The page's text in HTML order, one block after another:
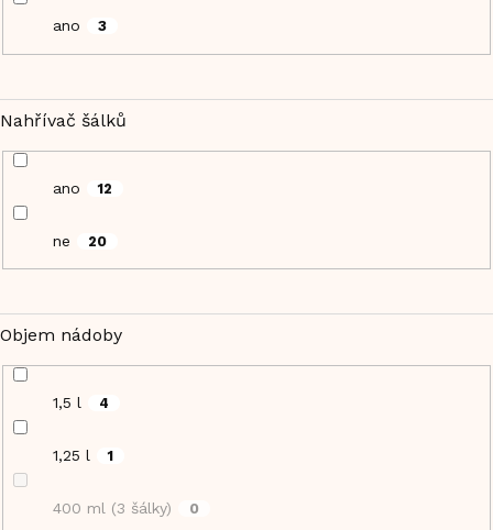
ano 3
Nahřívač šálků
ano 12
ne 20
Objem nádoby
1,5 l 4
1,25 l 1
400 ml (3 šálky) 0